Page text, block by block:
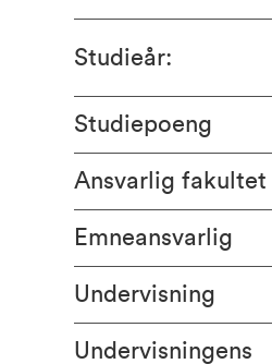
Studieår:
Studiepoeng
Ansvarlig fakultet
Emneansvarlig
Undervisning
Undervisningens